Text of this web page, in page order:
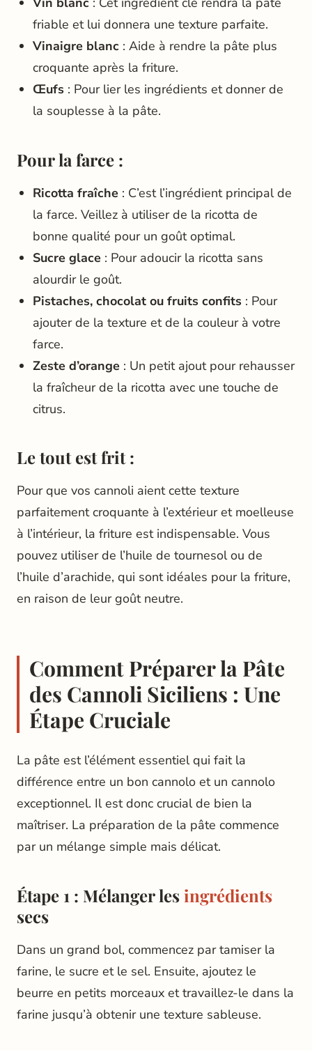
friable et lui donnera une texture parfaite.
Vinaigre blanc : Aide à rendre la pâte plus
croquante après la friture.
Œufs: Pour lier les ingrédients et donner de
la souplesse à la pâte.
Pour la farce :
Ricotta fraîche: C’est l’ingrédient principal de
la farce. Veillez à utiliser de la ricotta de
bonne qualité pour un goût optimal.
Sucre glace: Pour adoucir la ricotta sans
alourdir le goût.
Pistaches, chocolat ou fruits confits: Pour
ajouter de la texture et de la couleur à votre
farce.
Zeste d’orange: Un petit ajout pour rehausser
la fraîcheur de la ricotta avec une touche de
citrus.
Le tout est frit :
Pour que vos cannoli aient cette texture
parfaitement croquante à l’extérieur et moelleuse
à l’intérieur, la friture est indispensable. Vous
pouvez utiliser de l’huile de tournesol ou de
l’huile d’arachide, qui sont idéales pour la friture,
en raison de leur goût neutre.
Comment Préparer la Pâte
des Cannoli Siciliens : Une
Étape Cruciale
La pâte est l’élément essentiel qui fait la
différence entre un bon cannolo et un cannolo
exceptionnel. Il est donc crucial de bien la
maîtriser. La préparation de la pâte commence
par un mélange simple mais délicat.
Étape 1 : Mélanger lesingrédients
secs
Dans un grand bol, commencez par tamiser la
farine, le sucre et le sel. Ensuite, ajoutez le
beurre en petits morceaux et travaillez-le dans la
farine jusqu’à obtenir une texture sableuse.